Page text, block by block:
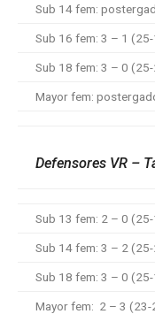
Sub 14 fem:
Sub 16 fem: 3 – 1
Sub 18 fem: 3 – 0
Mayor fem:
Defensores VR –
Sub 13 fem: 2 – 0
Sub 14 fem: 3 – 2
Sub 18 fem: 3 – 0
Mayor fem: 2 – 3